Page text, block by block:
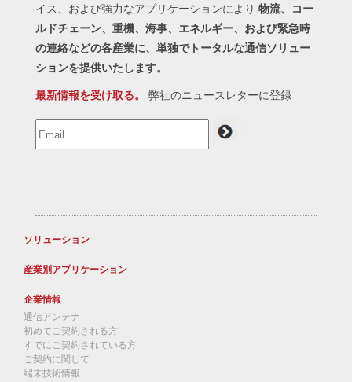
イス、および強力なアプリケーションにより 物流、コー
ルドチェーン、重機、海事、エネルギー、および緊急時
の連絡などの各産業に、単独でトータルな通信ソリュー
ションを提供いたします。
最新情報を受け取る。 弊社のニュースレターに登録
ソリューション
産業別アプリケーション
企業情報
通信アンテナ
初めてご契約される方
すでにご契約されている方
ご契約に関して
端末技術情報